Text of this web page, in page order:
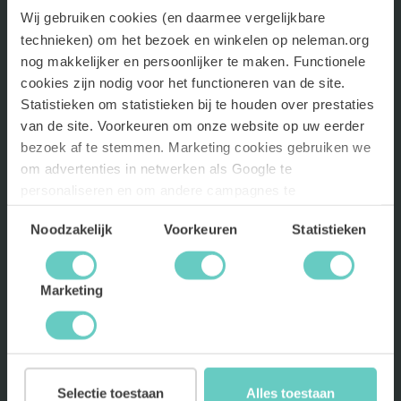
Wij gebruiken cookies (en daarmee vergelijkbare
technieken) om het bezoek en winkelen op neleman.org
nog makkelijker en persoonlijker te maken. Functionele
cookies zijn nodig voor het functioneren van de site.
Statistieken om statistieken bij te houden over prestaties
van de site. Voorkeuren om onze website op uw eerder
bezoek af te stemmen. Marketing cookies gebruiken we
om advertenties in netwerken als Google te
verbeteren..Lees meer
Toestemmingsselectie
Noodzakelijk Voorkeuren Statistieken
Marketing
Alles toestaan
Selectie toestaan
NELEMAN
HULP EN ONDERSTEUNING
BLIJF OP DE HOOGTE
aan!
INSCHRIJVEN